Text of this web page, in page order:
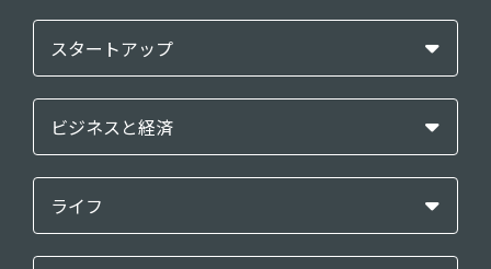
スタートアップ
ビジネスと経済
ライフ